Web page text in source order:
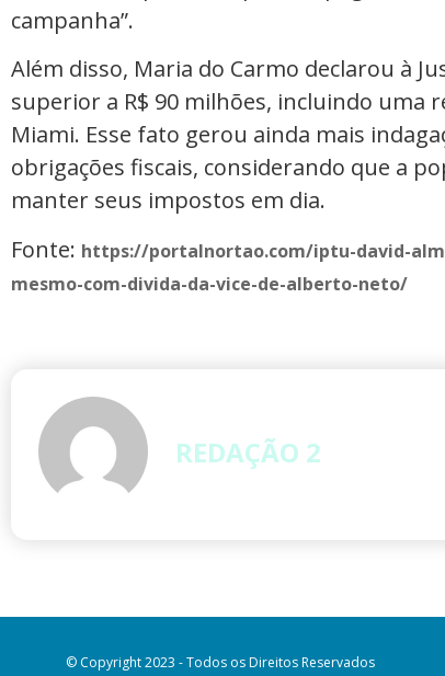
campanha”.
Além disso, Maria do Carmo declarou à
superior a R$ 90 milhões, incluindo uma
Miami. Esse fato gerou ainda mais
obrigações fiscais, considerando que a
manter seus impostos em dia.
Fonte: https://portalnortao.com/iptu-david-
mesmo-com-divida-da-vice-de-alberto-neto/
REDAÇÃO 2
© Copyright 2023 - Todos os Direitos Reservados